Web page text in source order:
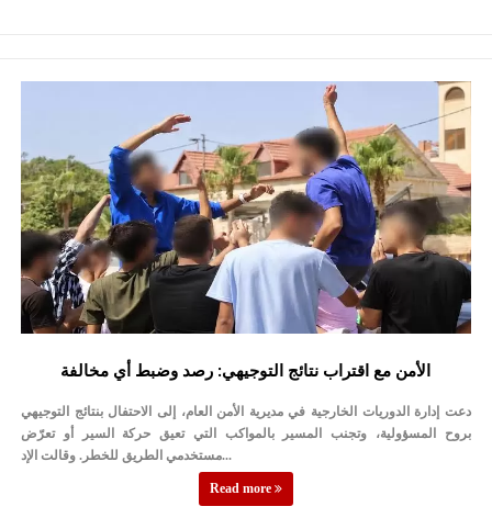
الأمن مع اقتراب نتائج التوجيهي: رصد وضبط أي مخالفة
دعت إدارة الدوريات الخارجية في مديرية الأمن العام، إلى الاحتفال بنتائج التوجيهي
بروح المسؤولية، وتجنب المسير بالمواكب التي تعيق حركة السير أو تعرّض
مستخدمي الطريق للخطر. وقالت الإد...
Read more